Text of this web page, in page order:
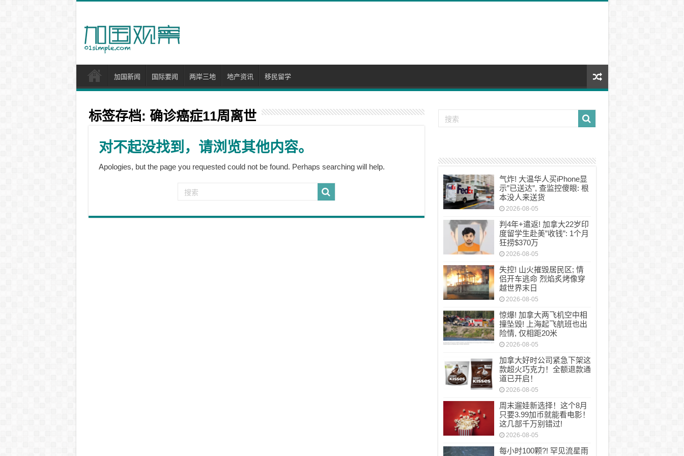
加国新闻 国际要闻 两岸三地 地产资讯 移民留学
标签存档: 确诊癌症11周离世
对不起没找到，请浏览其他内容。
Apologies, but the page you requested could not be found. Perhaps searching will help.
气炸! 大温华人买iPhone显
示”已送达”, 查监控傻眼: 根
本没人来送货
2026-08-05
判4年+遣返! 加拿大22岁印
度留学生赴美”收钱”: 1个月
狂捞$370万
2026-08-05
失控! 山火摧毁居民区; 情
侣开车逃命 烈焰炙烤像穿
越世界末日
2026-08-05
惊爆! 加拿大两飞机空中相
撞坠毁! 上海起飞航班也出
险情, 仅相距20米
2026-08-05
加拿大好时公司紧急下架这
款超火巧克力！全额退款通
道已开启！
2026-08-05
周末遛娃新选择！这个8月
只要3.99加币就能看电影！
这几部千万别错过!
2026-08-05
每小时100颗?! 罕见流星雨